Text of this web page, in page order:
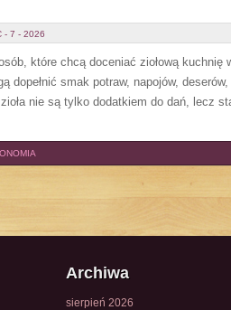
- 7 - 2026
które chcą doceniać ziołową
dopełnić smak potraw, napojów,
nie są tylko dodatkiem do dań, lecz
Archiwa
sierpień 2026